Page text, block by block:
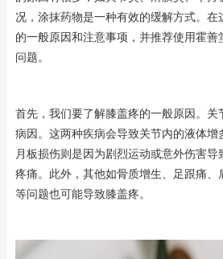
况，涂抹药物是一种有效的缓解方式。在
的一般原因和注意事项，并推荐使用霍善
问题。
首先，我们要了解膝盖疼的一般原因。关
病因。这两种疾病会导致关节内的液体
月板损伤则是因为剧烈运动或意外伤害
疼痛。此外，其他如骨质增生、足跟痛、
等问题也可能导致膝盖疼。